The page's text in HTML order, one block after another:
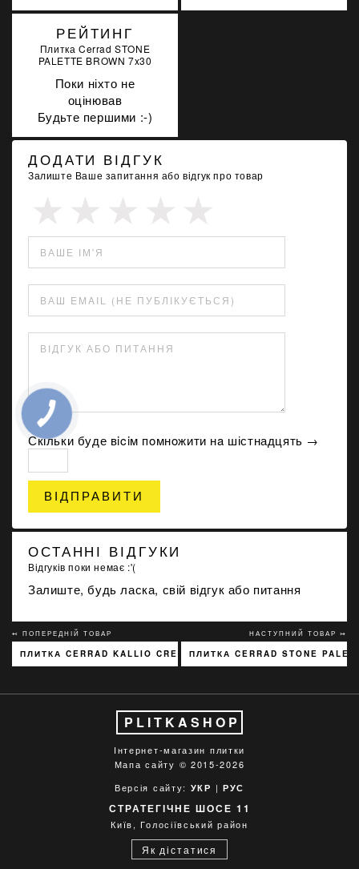
PWRGPRMXB0005
РЕЙТИНГ
Плитка Cerrad STONE
PALETTE BROWN 7x30
Поки ніхто не
оцінював
Будьте першими :-)
ДОДАТИ ВІДГУК
Залиште Ваше запитання або відгук про товар
ВАШЕ ІМ'Я
ВАШ EMAIL (НЕ ПУБЛІКУЄТЬСЯ)
ВІДГУК АБО ПИТАННЯ
Скільки буде вiciм пoмнoжити нa шістнадцять →
ВІДПРАВИТИ
ОСТАННІ ВІДГУКИ
Відгуків поки немає :'(
Залиште, будь ласка, свій відгук або питання
↢ ПОПЕРЕДНІЙ ТОВАР
ПЛИТКА CERRAD KALLIO CREAM 3768 15X45
НАСТУПНИЙ ТОВАР ↣
ПЛИТКА CERRAD STONE
PLITKASHOP
Інтернет-магазин плитки
Мапа сайту © 2015-2026
Версія сайту: УКР | РУС
СТРАТЕГІЧНЕ ШОСЕ 11
Київ, Голосіївський район
Як дістатися